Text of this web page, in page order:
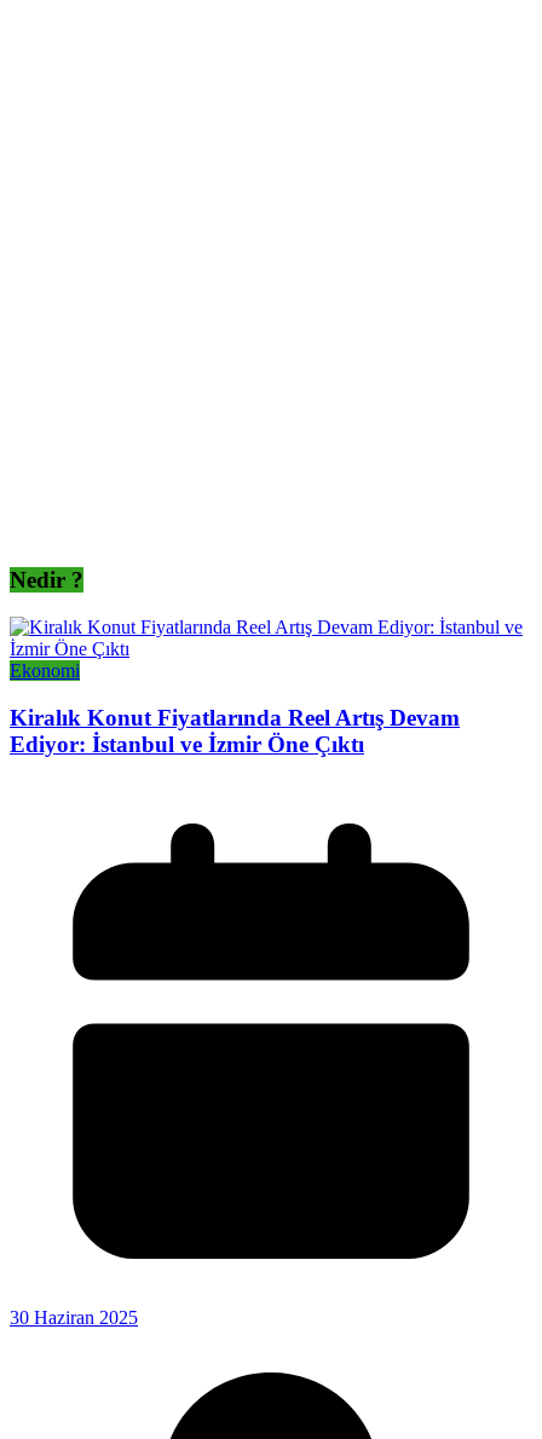
Nedir ?
Ekonomi
Kiralık Konut Fiyatlarında Reel Artış Devam
Ediyor: İstanbul ve İzmir Öne Çıktı
30 Haziran 2025